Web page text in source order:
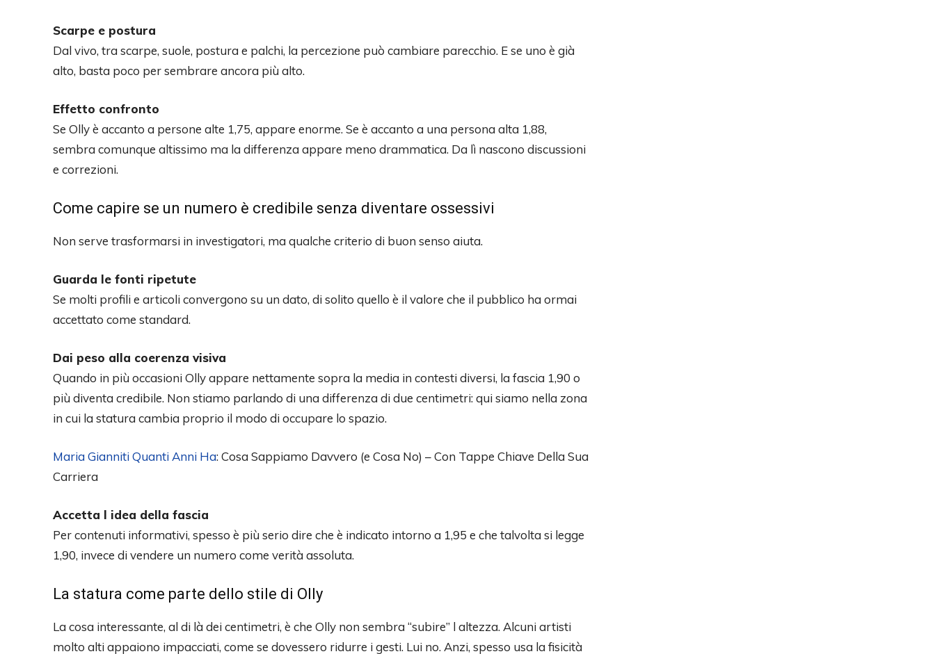
Scarpe e postura
Dal vivo, tra scarpe, suole, postura e palchi, la percezione può cambiare parecchio. E se uno è già
alto, basta poco per sembrare ancora più alto.
Effetto confronto
Se Olly è accanto a persone alte 1,75, appare enorme. Se è accanto a una persona alta 1,88,
sembra comunque altissimo ma la differenza appare meno drammatica. Da lì nascono discussioni
e correzioni.
Come capire se un numero è credibile senza diventare ossessivi
Non serve trasformarsi in investigatori, ma qualche criterio di buon senso aiuta.
Guarda le fonti ripetute
Se molti profili e articoli convergono su un dato, di solito quello è il valore che il pubblico ha ormai
accettato come standard.
Dai peso alla coerenza visiva
Quando in più occasioni Olly appare nettamente sopra la media in contesti diversi, la fascia 1,90 o
più diventa credibile. Non stiamo parlando di una differenza di due centimetri: qui siamo nella zona
in cui la statura cambia proprio il modo di occupare lo spazio.
Maria Gianniti Quanti Anni Ha: Cosa Sappiamo Davvero (e Cosa No) – Con Tappe Chiave Della Sua
Carriera
Accetta l idea della fascia
Per contenuti informativi, spesso è più serio dire che è indicato intorno a 1,95 e che talvolta si legge
1,90, invece di vendere un numero come verità assoluta.
La statura come parte dello stile di Olly
La cosa interessante, al di là dei centimetri, è che Olly non sembra “subire” l altezza. Alcuni artisti
molto alti appaiono impacciati, come se dovessero ridurre i gesti. Lui no. Anzi, spesso usa la fisicità